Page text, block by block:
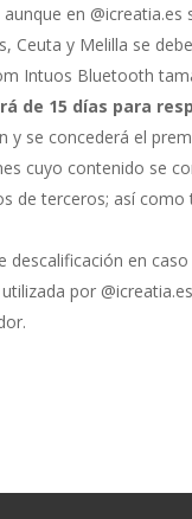
en
Ceuta y Melilla se
Intuos Bluetooth
de 15 días para
se concederá el
cuyo contenido se
de terceros; así
descalificación en
por